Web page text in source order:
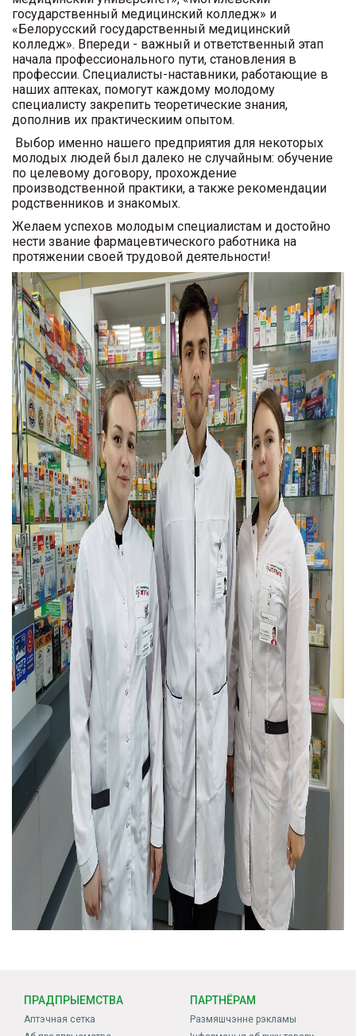
государственный медицинский колледж» и
«Белорусский государственный медицинский
колледж». Впереди - важный и ответственный этап
начала профессионального пути, становления в
профессии. Специалисты-наставники, работающие в
наших аптеках, помогут каждому молодому
специалисту закрепить теоретические знания,
дополнив их практическиим опытом.
Выбор именно нашего предприятия для некоторых
молодых людей был далеко не случайным: обучение
по целевому договору, прохождение
производственной практики, а также рекомендации
родственников и знакомых.
Желаем успехов молодым специалистам и достойно
нести звание фармацевтического работника на
протяжении своей трудовой деятельности!
ПРАДПРЫЕМСТВА
Аптэчная сетка
ПАРТНЁРАМ
Размяшчэнне рэкламы